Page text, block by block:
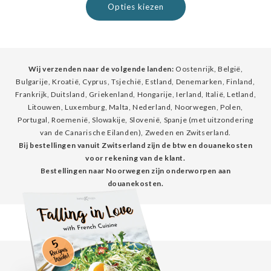
Opties kiezen
Wij verzenden naar de volgende landen: Oostenrijk, België,
Bulgarije, Kroatië, Cyprus, Tsjechië, Estland, Denemarken, Finland,
Frankrijk, Duitsland, Griekenland, Hongarije, Ierland, Italië, Letland,
Litouwen, Luxemburg, Malta, Nederland, Noorwegen, Polen,
Portugal, Roemenië, Slowakije, Slovenië, Spanje (met uitzondering
van de Canarische Eilanden), Zweden en Zwitserland.
Bij bestellingen vanuit Zwitserland zijn de btw en douanekosten
voor rekening van de klant.
Bestellingen naar Noorwegen zijn onderworpen aan
douanekosten.